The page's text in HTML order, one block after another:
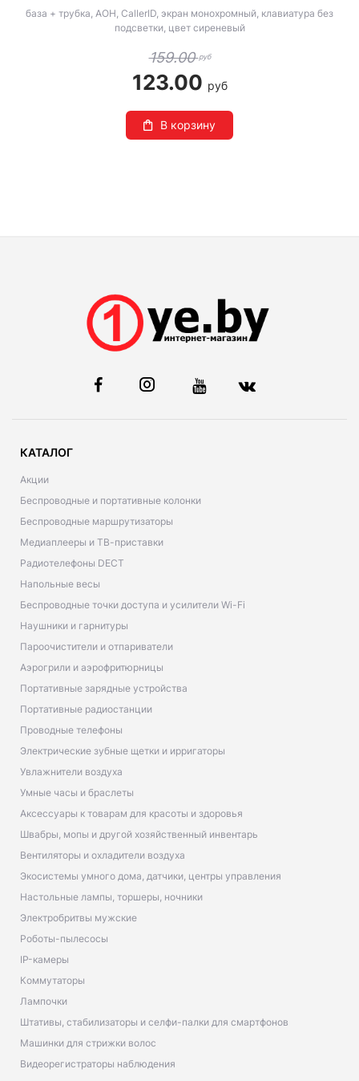
база + трубка, АОН, CallerID, экран монохромный, клавиатура без
подсветки, цвет сиреневый
159.00руб
123.00 руб
В корзину
КАТАЛОГ
Акции
Беспроводные и портативные колонки
Беспроводные маршрутизаторы
Медиаплееры и ТВ-приставки
Радиотелефоны DECT
Напольные весы
Беспроводные точки доступа и усилители Wi-Fi
Наушники и гарнитуры
Пароочистители и отпариватели
Аэрогрили и аэрофритюрницы
Портативные зарядные устройства
Портативные радиостанции
Проводные телефоны
Электрические зубные щетки и ирригаторы
Увлажнители воздуха
Умные часы и браслеты
Аксессуары к товарам для красоты и здоровья
Швабры, мопы и другой хозяйственный инвентарь
Вентиляторы и охладители воздуха
Экосистемы умного дома, датчики, центры управления
Настольные лампы, торшеры, ночники
Электробритвы мужские
Роботы-пылесосы
IP-камеры
Коммутаторы
Лампочки
Штативы, стабилизаторы и селфи-палки для смартфонов
Машинки для стрижки волос
Видеорегистраторы наблюдения